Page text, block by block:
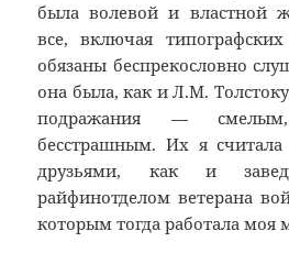
была волевой и властной
все, включая
обязаны беспрекословно
она была, как и Л.М.
подражания —
бесстрашным. Их я
друзьями, как и
райфинотделом ветерана
которым тогда работала моя